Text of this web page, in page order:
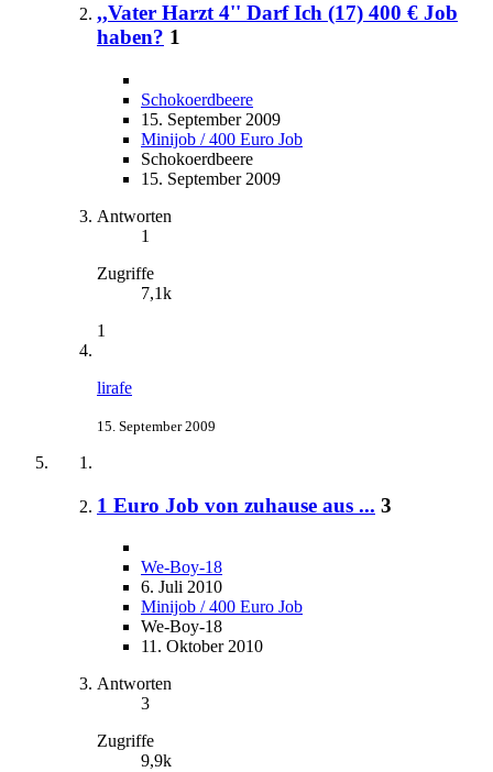
,,Vater Harzt 4'' Darf Ich (17) 400 € Job
haben? 1
Schokoerdbeere
15. September 2009
Minijob / 400 Euro Job
Schokoerdbeere
15. September 2009
Antworten
1
Zugriffe
7,1k
1
lirafe
15. September 2009
1 Euro Job von zuhause aus ... 3
We-Boy-18
6. Juli 2010
Minijob / 400 Euro Job
We-Boy-18
11. Oktober 2010
Antworten
3
Zugriffe
9,9k